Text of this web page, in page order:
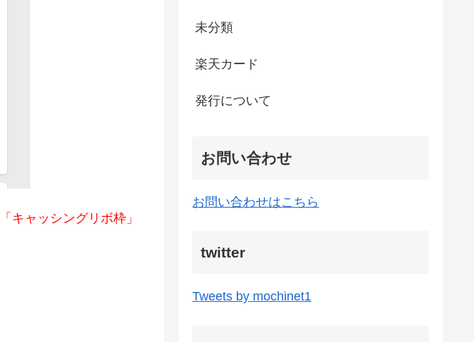
「キャッシングリボ枠」
未分類
楽天カード
発行について
お問い合わせ
お問い合わせはこちら
twitter
Tweets by mochinet1